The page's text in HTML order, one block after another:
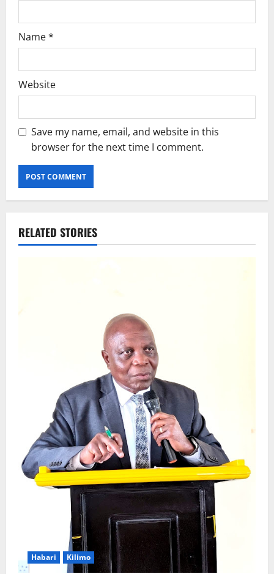
Name*
Website
Save my name, email, and website in this
browser for the next time I comment.
RELATED STORIES
Habari Kilimo